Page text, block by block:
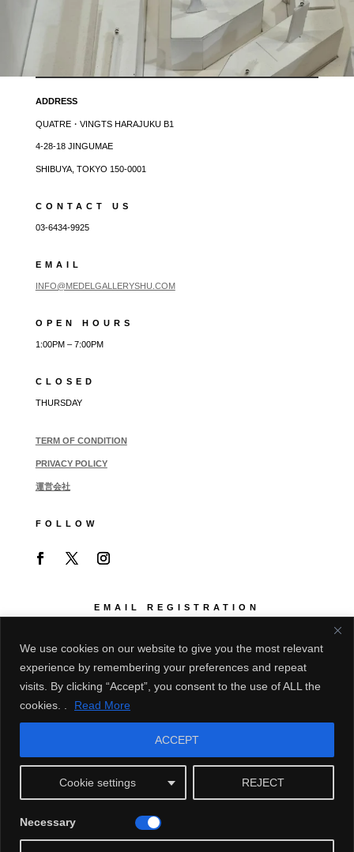
We use cookies on our website to give you the most relevant
experience by remembering your preferences and repeat
visits. By clicking “Accept”, you consent to the use of ALL the
cookies. .
Read More
Cookie settings REJECT
ACCEPT
Necessary
ADDRESS
QUATRE・VINGTS HARAJUKU B1
4-28-18 JINGUMAE
SHIBUYA, TOKYO 150-0001
CONTACT US
03-6434-9925
EMAIL
INFO@MEDELGALLERYSHU.COM
OPEN HOURS
1:00PM – 7:00PM
CLOSED
THURSDAY
TERM OF CONDITION
PRIVACY POLICY
運営会社
FOLLOW
EMAIL REGISTRATION
Subscribe | 登録